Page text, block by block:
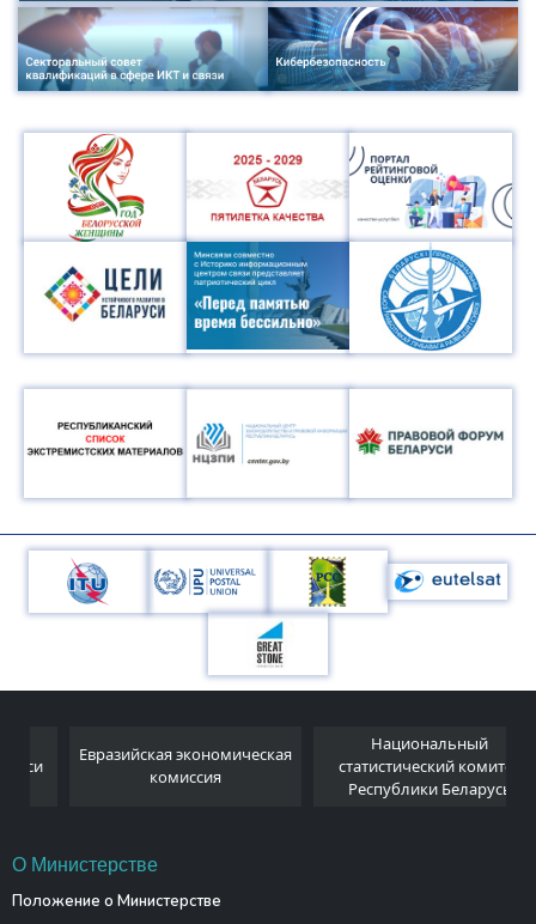
Евразийская экономическая
комиссия
Национальный
статистический комитет
Республики Беларусь
О Министерстве
Положение о Министерстве